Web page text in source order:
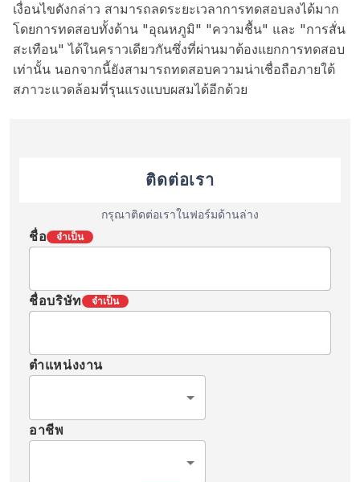
เงื่อนไขดังกล่าว สามารถลดระยะเวลาการทดสอบลงได้มาก
โดยการทดสอบทั้งด้าน "อุณหภูมิ" "ความชื้น" และ "การสั่น
สะเทือน" ได้ในคราวเดียวกันซึ่งที่ผ่านมาต้องแยกการทดสอบ
เท่านั้น นอกจากนี้ยังสามารถทดสอบความน่าเชื่อถือภายใต้
สภาวะแวดล้อมที่รุนแรงแบบผสมได้อีกด้วย
ติดต่อเรา
กรุณาติดต่อเราในฟอร์มด้านล่าง
ชื่อ จำเป็น
ชื่อบริษัท จำเป็น
ตำแหน่งงาน
อาชีพ